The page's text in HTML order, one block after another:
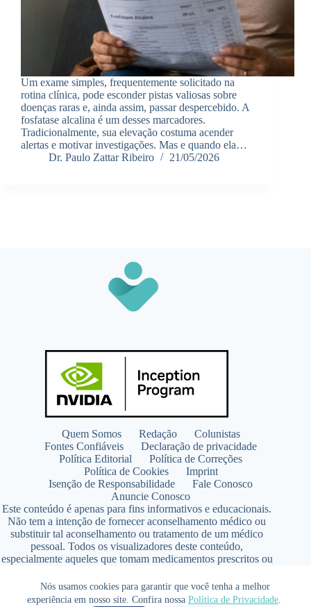
Nós usamos cookies para garantir que você tenha a melhor
experiência em nosso site. Confira nossa Política de Privacidade.
Um exame simples, frequentemente solicitado na
rotina clínica, pode esconder pistas valiosas sobre
doenças raras e, ainda assim, passar despercebido. A
fosfatase alcalina é um desses marcadores.
Tradicionalmente, sua elevação costuma acender
alertas e motivar investigações. Mas e quando ela…
Dr. Paulo Zattar Ribeiro
21/05/2026
Quem Somos Redação
Colunistas
Fontes Confiáveis
Declaração de privacidade
Política Editorial
Política de Correções
Política de Cookies
Imprint
Isenção de Responsabilidade
Fale Conosco
Anuncie Conosco
Este conteúdo é apenas para fins informativos e educacionais.
Não tem a intenção de fornecer aconselhamento médico ou
substituir tal aconselhamento ou tratamento de um médico
pessoal. Todos os visualizadores deste conteúdo,
especialmente aqueles que tomam medicamentos prescritos ou
qualquer programa de nutrição, suplementação ou estilo de
vida.